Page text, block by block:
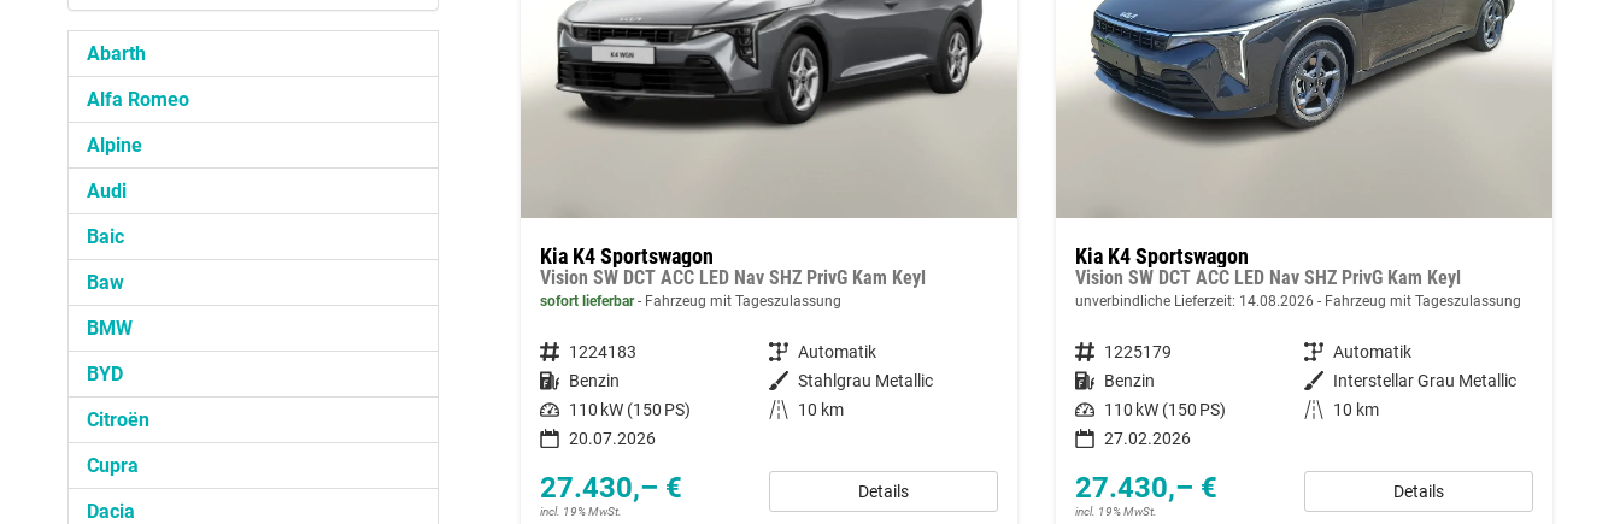
Kia K4 Sportswagon
Vision SW DCT ACC LED Nav SHZ PrivG Kam Keyl
sofort lieferbar Fahrzeug mit Tageszulassung
Fahrzeugnummer 1224183 Getriebe Automatik
Kraftstoff Benzin Außenfarbe Stahlgrau Metallic
Leistung 110 kW (150 PS) Kilometerstand
10 km
20.07.2026
27.430,– €
incl. 19% MwSt.
Details
Kia K4 Sportswagon
Vision SW DCT ACC LED Nav SHZ PrivG Kam Keyl
unverbindliche Lieferzeit: 14.08.2026 Fahrzeug mit Tageszulassung
Fahrzeugnummer 1225179 Getriebe Automatik
Kraftstoff Benzin Außenfarbe Interstellar Grau Metallic
Leistung 110 kW (150 PS) Kilometerstand
10 km
27.02.2026
27.430,– €
incl. 19% MwSt.
Details
Abarth
Alfa Romeo
Alpine
Audi
Baic
Baw
BMW
BYD
Citroën
Cupra
Dacia